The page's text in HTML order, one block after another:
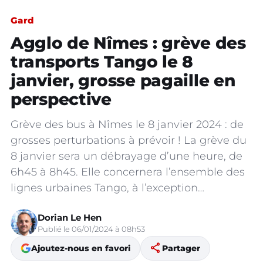
Gard
Agglo de Nîmes : grève des
transports Tango le 8
janvier, grosse pagaille en
perspective
Grève des bus à Nîmes le 8 janvier 2024 : de
grosses perturbations à prévoir ! La grève du
8 janvier sera un débrayage d’une heure, de
6h45 à 8h45. Elle concernera l’ensemble des
lignes urbaines Tango, à l’exception…
Dorian Le Hen
Publié le 06/01/2024 à 08h53
Ajoutez-nous en favori share Partager